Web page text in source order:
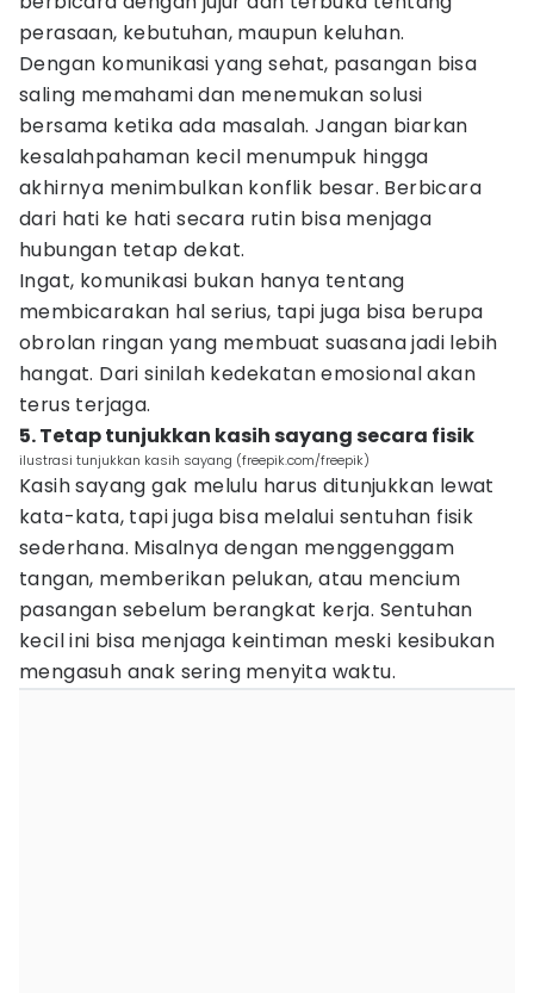
perasaan, kebutuhan, maupun keluhan.
Dengan komunikasi yang sehat, pasangan bisa
saling memahami dan menemukan solusi
bersama ketika ada masalah. Jangan biarkan
kesalahpahaman kecil menumpuk hingga
akhirnya menimbulkan konflik besar. Berbicara
dari hati ke hati secara rutin bisa menjaga
hubungan tetap dekat.
Ingat, komunikasi bukan hanya tentang
membicarakan hal serius, tapi juga bisa berupa
obrolan ringan yang membuat suasana jadi lebih
hangat. Dari sinilah kedekatan emosional akan
terus terjaga.
5. Tetap tunjukkan kasih sayang secara fisik
ilustrasi tunjukkan kasih sayang (freepik.com/freepik)
Kasih sayang gak melulu harus ditunjukkan lewat
kata-kata, tapi juga bisa melalui sentuhan fisik
sederhana. Misalnya dengan menggenggam
tangan, memberikan pelukan, atau mencium
pasangan sebelum berangkat kerja. Sentuhan
kecil ini bisa menjaga keintiman meski kesibukan
mengasuh anak sering menyita waktu.